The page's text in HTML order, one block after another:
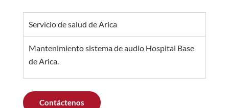
Servicio de salud de Arica
Mantenimiento sistema de audio Hospital Base
de Arica.
Contáctenos